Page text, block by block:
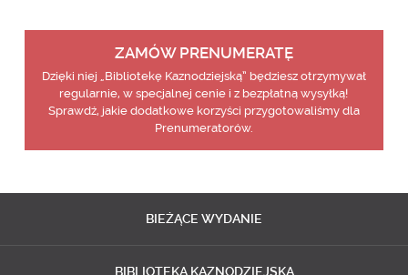
ZAMÓW PRENUMERATĘ
Dzięki niej „Bibliotekę Kaznodziejską” będziesz otrzymywał
regularnie, w specjalnej cenie i z bezpłatną wysyłką!
Sprawdź, jakie dodatkowe korzyści przygotowaliśmy dla
Prenumeratorów.
BIEŻĄCE WYDANIE
BIBLIOTEKA KAZNODZIEJSKA